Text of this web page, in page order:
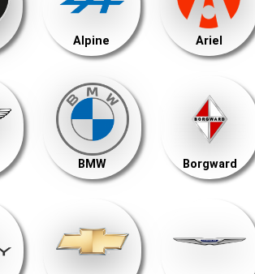
Alpine Ariel
BMW Borgward